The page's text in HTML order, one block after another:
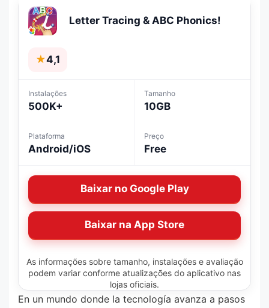
Letter Tracing & ABC Phonics!
★4,1
Instalações
500K+
Tamanho
10GB
Plataforma
Android/iOS
Preço
Free
Baixar no Google Play
Baixar na App Store
As informações sobre tamanho, instalações e avaliação
podem variar conforme atualizações do aplicativo nas
lojas oficiais.
En un mundo donde la tecnología avanza a pasos